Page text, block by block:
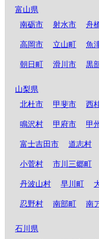
富山県
南砺市
射水市 舟
高岡市 立山町 魚
朝日町 滑川市 黒
山梨県
北杜市
甲斐市 西
鳴沢村 甲府市 甲
富士吉田市 道志村
小菅村 市川三郷町
丹波山村 早川町
忍野村 南部町 南
石川県